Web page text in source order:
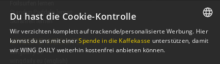
Standup Paddeln lernen
Skifahren lernen
UNSERE WEBSITES
wingdaily.de
GERMAN
Du hast die Cookie-Kontrolle
Wir verzichten komplett auf trackende/personalisierte Werbung. Hier
kannst du uns mit einerSpende in die Kaffekasse unterstützen, damit
wir WING DAILY weiterhin kostenfrei anbieten können.